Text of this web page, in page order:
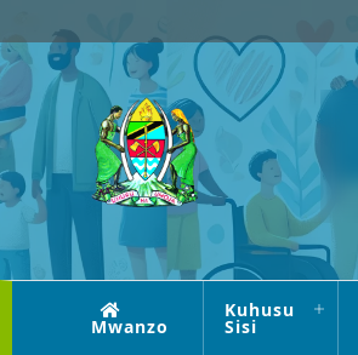
Mwanzo
Kuhusu
Sisi